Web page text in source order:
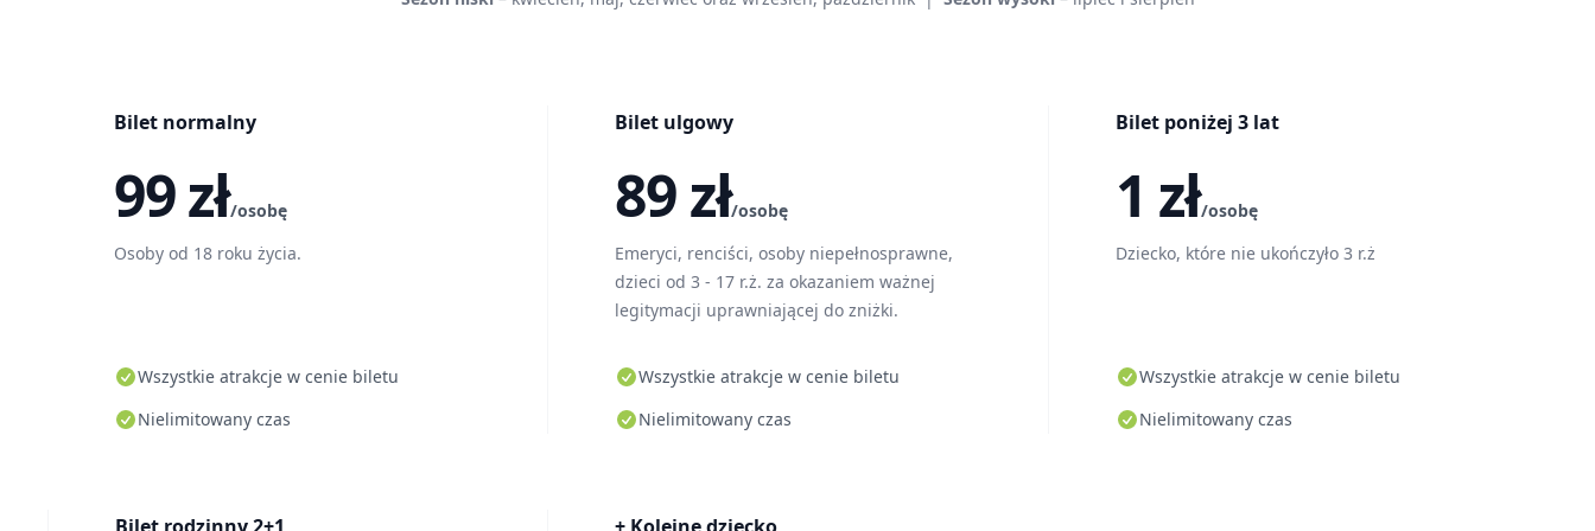
Bilet normalny
99 zł/osobę
Osoby od 18 roku życia.
Wszystkie atrakcje w cenie biletu
Nielimitowany czas
Bilet ulgowy
89 zł/osobę
Emeryci, renciści, osoby niepełnosprawne,
dzieci od 3 - 17 r.ż. za okazaniem ważnej
legitymacji uprawniającej do zniżki.
Wszystkie atrakcje w cenie biletu
Nielimitowany czas
Bilet poniżej 3 lat
1 zł/osobę
Dziecko, które nie ukończyło 3 r.ż
Wszystkie atrakcje w cenie biletu
Nielimitowany czas